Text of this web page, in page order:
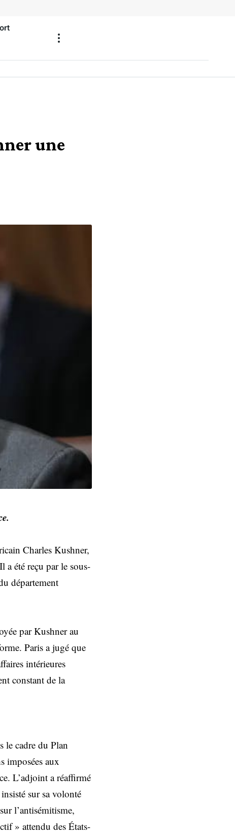
une
Charles Kushner,
a été reçu par le sous-
département
par Kushner au
Paris a jugé que
intérieures
constant de la
le cadre du Plan
imposées aux
L’adjoint a réaffirmé
sur sa volonté
l’antisémitisme,
» attendu des États-